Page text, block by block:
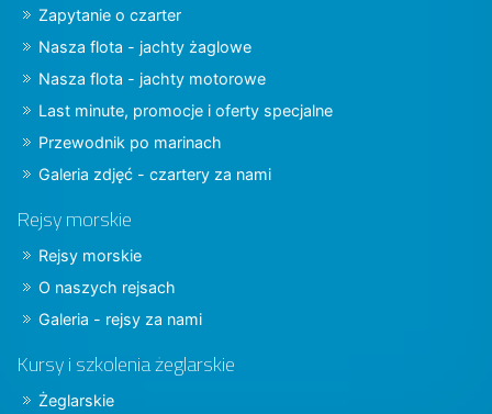
Zapytanie o czarter
Nasza flota - jachty żaglowe
Nasza flota - jachty motorowe
Last minute, promocje i oferty specjalne
Przewodnik po marinach
Galeria zdjęć - czartery za nami
Rejsy morskie
Rejsy morskie
O naszych rejsach
Galeria - rejsy za nami
Kursy i szkolenia żeglarskie
Żeglarskie